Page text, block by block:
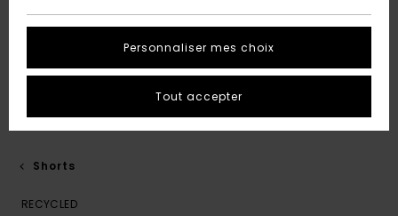
Shorts
RECYCLED
Personnaliser mes choix
Tout accepter